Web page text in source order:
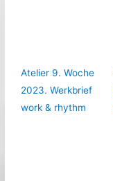
Atelier 9. Woche
2023. Werkbrief
work & rhythm